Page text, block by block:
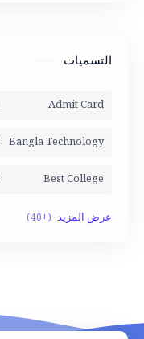
التسميات
Admit Card
Bangla Technology
Best College
Bom dia
Jobs